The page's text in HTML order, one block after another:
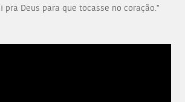
pra Deus para que tocasse no coração."